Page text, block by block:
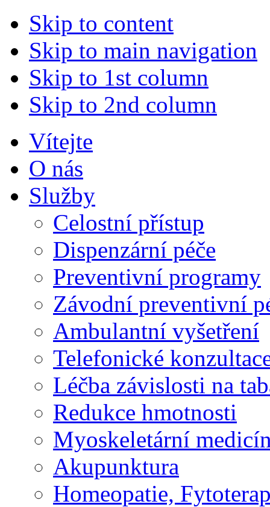
Skip to content
Skip to main navigation
Skip to 1st column
Skip to 2nd column
Vítejte
O nás
Služby
Celostní přístup
Dispenzární péče
Preventivní programy
Závodní preventivní
Ambulantní vyšetření
Telefonické
Léčba závislosti na
Redukce hmotnosti
Myoskeletární
Akupunktura
Homeopatie,